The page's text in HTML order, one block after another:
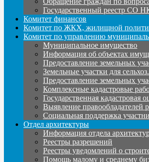
Государственный реестр СО
Комитет финансов
Комитет по ЖКХ, жилищной
Комитет по управлению
Муниципальное имущество
Информация об объектах
Предоставление земельных
Земельные участки для
Предоставление земельных
Комплексные кадастровые
Государственная кадастровая
Выявление правообладателей
Социальная поддержка
Отдел архитектуры
Информация отдела
Реестры разрешений
Реестры уведомлений о
Помощь малому и среднему